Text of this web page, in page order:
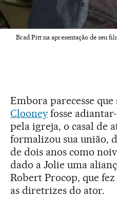
Brad Pitt na apresentação de seu
Embora parecesse
Clooneyfosse adiantar-
pela igreja, o casal de
formalizou sua união,
de dois anos como
dado a Jolie uma
Robert Procop, que
as diretrizes do ator.